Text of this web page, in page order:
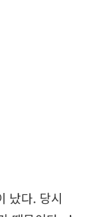
났다. 당시